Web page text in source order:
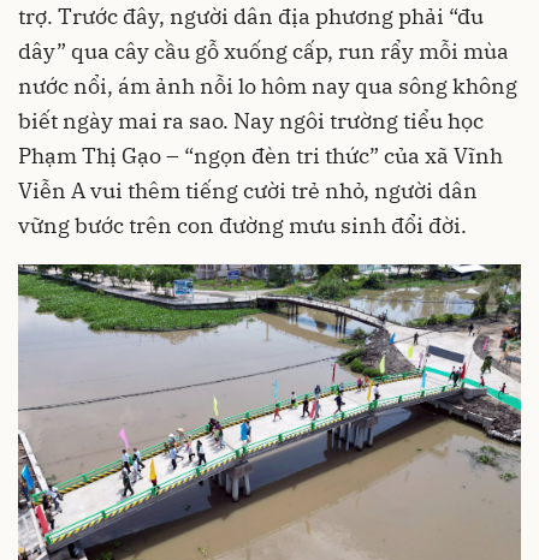
trợ. Trước đây, người dân địa phương phải “đu
dây” qua cây cầu gỗ xuống cấp, run rẩy mỗi mùa
nước nổi, ám ảnh nỗi lo hôm nay qua sông không
biết ngày mai ra sao. Nay ngôi trường tiểu học
Phạm Thị Gạo – “ngọn đèn tri thức” của xã Vĩnh
Viễn A vui thêm tiếng cười trẻ nhỏ, người dân
vững bước trên con đường mưu sinh đổi đời.